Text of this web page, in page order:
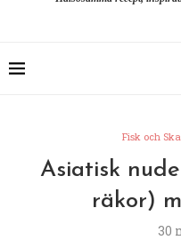
Fisk och
Asiatisk
räkor)
30